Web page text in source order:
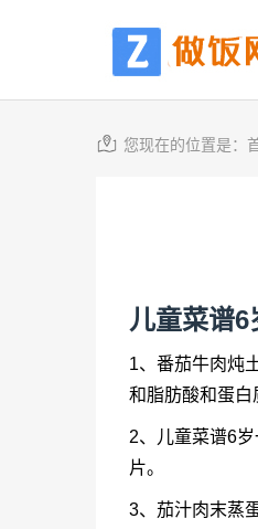
您现在的位置是：
儿童菜谱
1、番茄牛肉炖
和脂肪酸和蛋白
2、儿童菜谱6
片。
3、茄汁肉末蒸